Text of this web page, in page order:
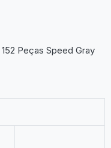
Peças Speed Gray